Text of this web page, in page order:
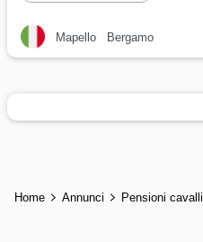
Mapello Bergamo
Home Annunci Pensioni cavalli